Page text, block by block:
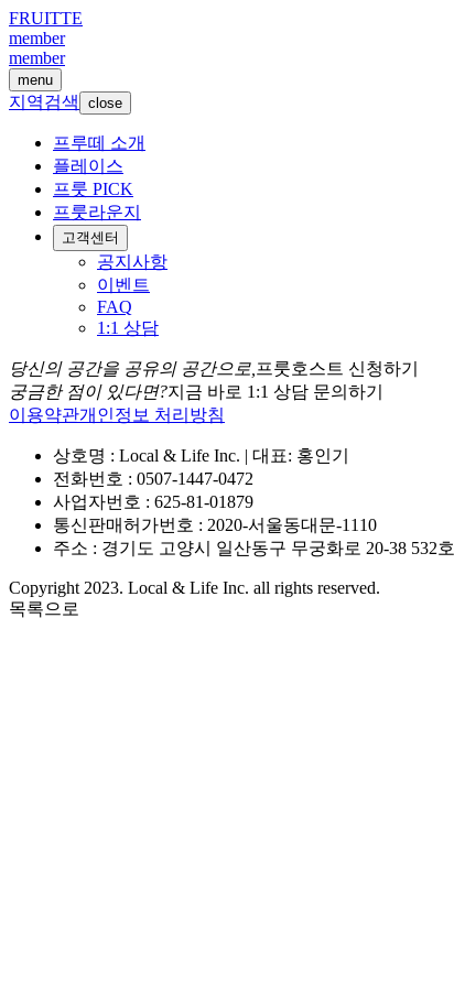
FRUITTE
member
member
menu
지역검색 close
프루떼 소개
플레이스
프룻 PICK
프룻라운지
고객센터
공지사항
이벤트
FAQ
1:1 상담
당신의 공간을 공유의 공간으로, 프룻호스트 신청하기
궁금한 점이 있다면?지금 바로 1:1 상담 문의하기
이용약관개인정보 처리방침
상호명 : Local & Life Inc. | 대표: 홍인기
전화번호 : 0507-1447-0472
사업자번호 : 625-81-01879
통신판매허가번호 : 2020-서울동대문-1110
주소 : 경기도 고양시 일산동구 무궁화로 20-38 532호
Copyright 2023. Local & Life Inc. all rights reserved.
목록으로